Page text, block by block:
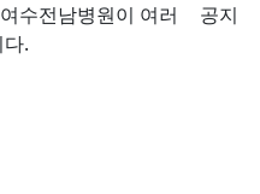
수전남병원이 여러
.
공지